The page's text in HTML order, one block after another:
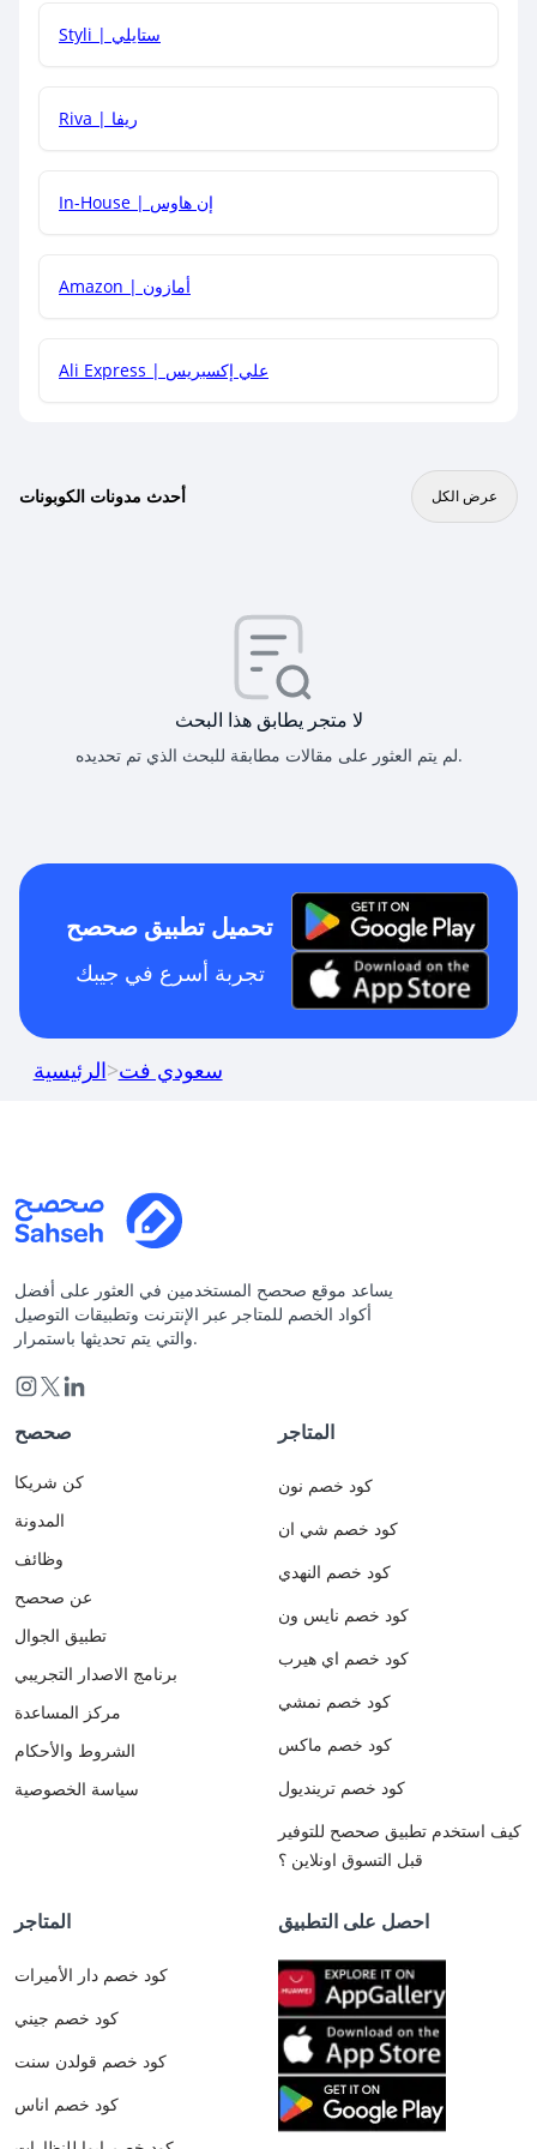
هل يمكنني جمع كود خصم مع العروض الأخرى؟
Styli | ستايلي
Riva | ريفا
In-House | إن هاوس
Amazon | أمازون
Ali Express | علي إكسبريس
أحدث مدونات الكوبونات عرض الكل
لا متجر يطابق هذا البحث
لم يتم العثور على مقالات مطابقة للبحث الذي تم تحديده.
تحميل تطبيق صحصح
تجربة أسرع في جيبك
الرئيسية>سعودي فت
يساعد موقع صحصح المستخدمين في العثور على أفضل
أكواد الخصم للمتاجر عبر الإنترنت وتطبيقات التوصيل
والتي يتم تحديثها باستمرار.
صحصح
كن شريكا
المدونة
وظائف
عن صحصح
تطبيق الجوال
برنامج الاصدار التجريبي
مركز المساعدة
الشروط والأحكام
سياسة الخصوصية
المتاجر
كود خصم نون
كود خصم شي ان
كود خصم النهدي
كود خصم نايس ون
كود خصم اي هيرب
كود خصم نمشي
كود خصم ماكس
كود خصم ترينديول
كيف استخدم تطبيق صحصح للتوفير
قبل التسوق اونلاين ؟
المتاجر
كود خصم دار الأميرات
كود خصم جيني
كود خصم قولدن سنت
كود خصم اناس
احصل على التطبيق